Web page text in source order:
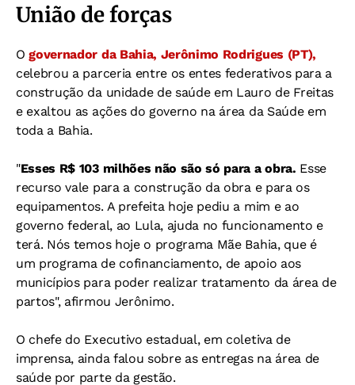
União de forças
O governador da Bahia, Jerônimo Rodrigues (PT),
celebrou a parceria entre os entes federativos para a
construção da unidade de saúde em Lauro de Freitas
e exaltou as ações do governo na área da Saúde em
toda a Bahia.
"Esses R$ 103 milhões não são só para a obra. Esse
recurso vale para a construção da obra e para os
equipamentos. A prefeita hoje pediu a mim e ao
governo federal, ao Lula, ajuda no funcionamento e
terá. Nós temos hoje o programa Mãe Bahia, que é
um programa de cofinanciamento, de apoio aos
municípios para poder realizar tratamento da área de
partos", afirmou Jerônimo.
O chefe do Executivo estadual, em coletiva de
imprensa, ainda falou sobre as entregas na área de
saúde por parte da gestão.